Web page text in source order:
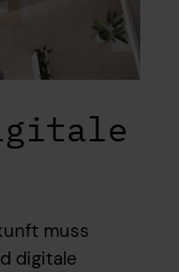
muss
digitale